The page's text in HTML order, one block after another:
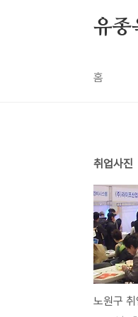
유종
홈
취업사진
노원구